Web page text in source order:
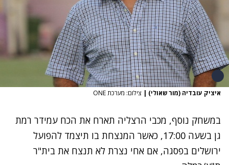
איציק עובדיה (מור שאולי) | צילום: מערכת ONE
במשחק נוסף, מכבי הרצליה תארח את הכח עמידר רמת
גן בשעה 17:00, כאשר המנצחת בו תיצמד להפועל
ירושלים בפסגה, אם אחי נצרת לא תנצח את בית"ר